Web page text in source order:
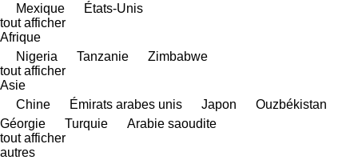
Mexique
États-Unis
tout afficher
Afrique
Nigeria
Tanzanie
Zimbabwe
tout afficher
Asie
Chine
Émirats arabes unis Japon
Ouzbékistan
Géorgie
Turquie
Arabie saoudite
tout afficher
autres